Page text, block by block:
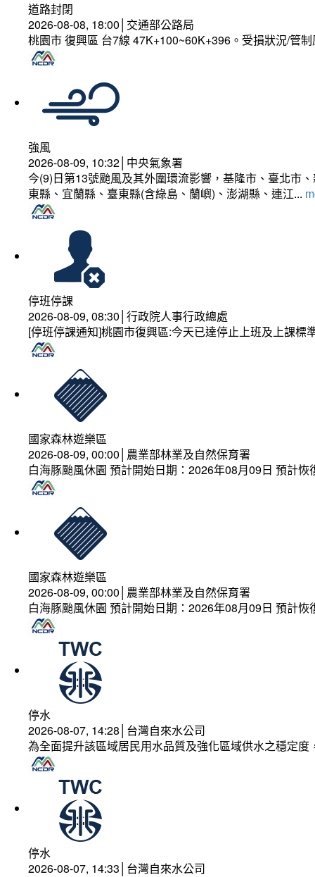
道路封閉
2026-08-08, 18:00│交通部公路局
桃園市 復興區 台7線 47K+100~60K+396。受損狀況/管
強風
2026-08-09, 10:32│中央氣象署
今(9)日第13號颱風及其外圍環流影響，基隆市、臺北市
東縣、宜蘭縣、臺東縣(含綠島、蘭嶼)、澎湖縣、連江...
停班停課
2026-08-09, 08:30│行政院人事行政總處
[停班停課通知]桃園市復興區:今天已達停止上班及上課
國家森林遊樂區
2026-08-09, 00:00│農業部林業及自然保育署
白海豚颱風休園 預計開始日期：2026年08月09日 預計
國家森林遊樂區
2026-08-09, 00:00│農業部林業及自然保育署
白海豚颱風休園 預計開始日期：2026年08月09日 預計
停水
2026-08-07, 14:28│台灣自來水公司
為全面提升該區域居民用水品質及強化區域供水之穩定
停水
2026-08-07, 14:33│台灣自來水公司